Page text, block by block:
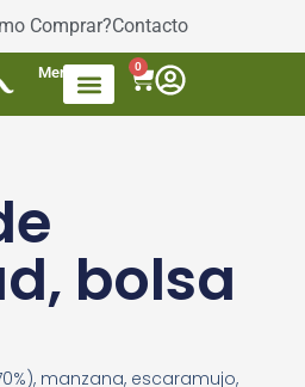
Comprar?Contacto
Menú 0
bolsa
manzana, escaramujo,